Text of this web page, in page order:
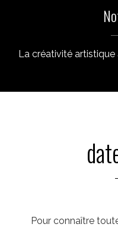
La créativité
Pour connaître